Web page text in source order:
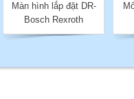
Màn hình lắp đặt DR-
Bosch Rexroth